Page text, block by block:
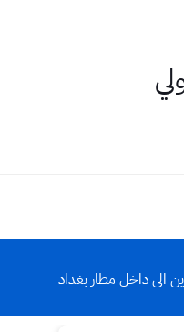
الى داخل مطار بغداد